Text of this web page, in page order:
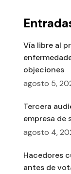
Vía libre al
objeciones
agosto 5,
Tercera
empresa de
agosto 4,
Hacedores
antes de